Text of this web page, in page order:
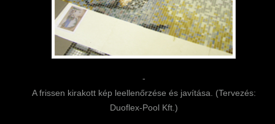
-
A frissen kirakott kép leellenőrzése és javítása. (Tervezés:
Duoflex-Pool Kft.)